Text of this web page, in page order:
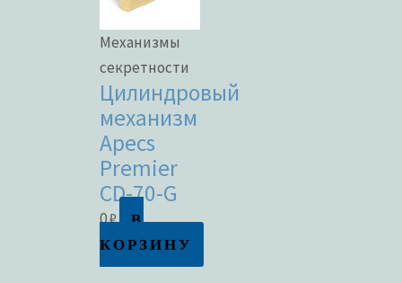
Механизмы
секретности
Цилиндровый
механизм
Apecs
Premier
CD-70-G
0₽
В
КОРЗИНУ